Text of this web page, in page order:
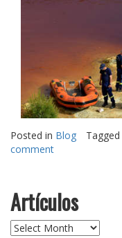
Posted in Blog Tagged
comment
Artículos
Artículos